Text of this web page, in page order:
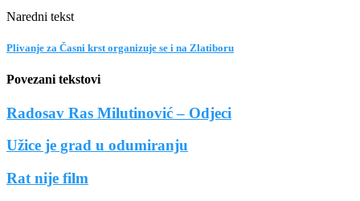
Naredni tekst
Plivanje za Časni krst organizuje se i na Zlatiboru
Povezani tekstovi
Radosav Ras Milutinović – Odjeci
Užice je grad u odumiranju
Rat nije film